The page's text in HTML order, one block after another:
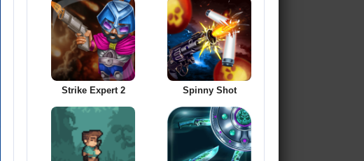
Strike Expert 2 Spinny Shot